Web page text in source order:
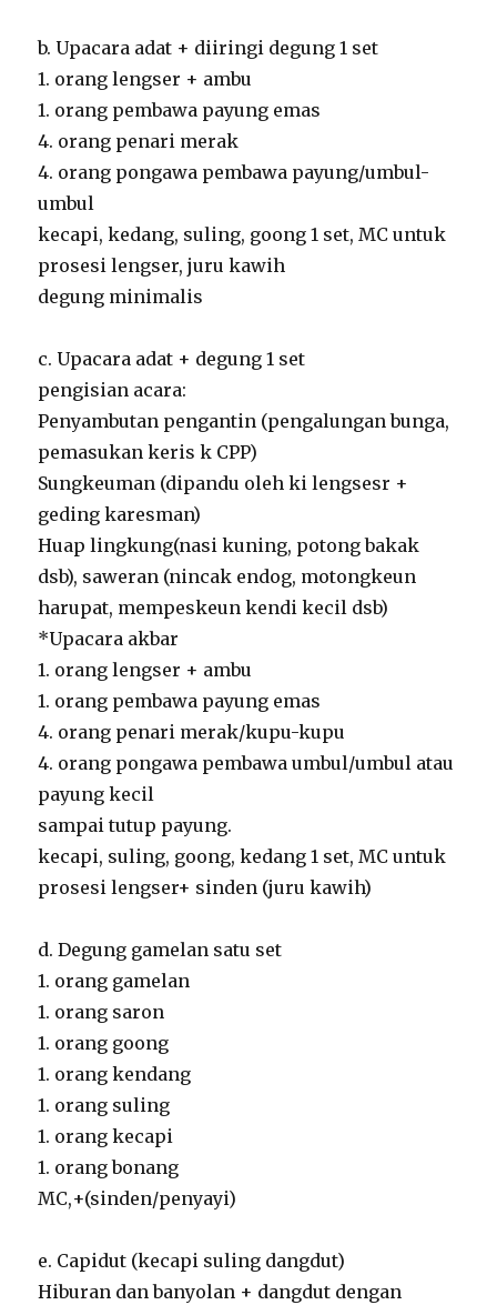
b. Upacara adat + diiringi degung 1 set
1. orang lengser + ambu
1. orang pembawa payung emas
4. orang penari merak
4. orang pongawa pembawa payung/umbul-
umbul
kecapi, kedang, suling, goong 1 set, MC untuk
prosesi lengser, juru kawih
degung minimalis
c. Upacara adat + degung 1 set
pengisian acara:
Penyambutan pengantin (pengalungan bunga,
pemasukan keris k CPP)
Sungkeuman (dipandu oleh ki lengsesr +
geding karesman)
Huap lingkung(nasi kuning, potong bakak
dsb), saweran (nincak endog, motongkeun
harupat, mempeskeun kendi kecil dsb)
*Upacara akbar
1. orang lengser + ambu
1. orang pembawa payung emas
4. orang penari merak/kupu-kupu
4. orang pongawa pembawa umbul/umbul atau
payung kecil
sampai tutup payung.
kecapi, suling, goong, kedang 1 set, MC untuk
prosesi lengser+ sinden (juru kawih)
d. Degung gamelan satu set
1. orang gamelan
1. orang saron
1. orang goong
1. orang kendang
1. orang suling
1. orang kecapi
1. orang bonang
MC,+(sinden/penyayi)
e. Capidut (kecapi suling dangdut)
Hiburan dan banyolan + dangdut dengan